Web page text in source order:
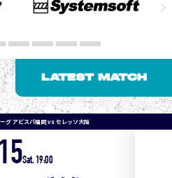
LATEST MATCH
グ アビスパ福岡 vs セレッソ大阪
Sat. 19:00